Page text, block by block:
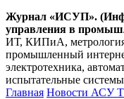
Журнал «ИСУП».
управления в
ИТ, КИПиА,
промышленный
электротехника,
испытательные
Главная Новости АСУ